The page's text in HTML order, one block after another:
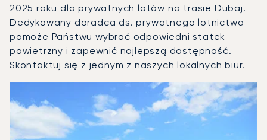
2025 roku dla prywatnych lotów na trasie Dubaj.
Dedykowany doradca ds. prywatnego lotnictwa
pomoże Państwu wybrać odpowiedni statek
powietrzny i zapewnić najlepszą dostępność.
Skontaktuj się z jednym z naszych lokalnych biur.
Model samolotu
Miejsca
Prędkość (km/h)
Prędkość (węzły)Zasięg (km)
Zasięg (NM)